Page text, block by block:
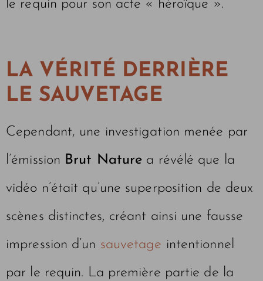
le requin pour son acte « héroïque ».
LA VÉRITÉ DERRIÈRE
LE SAUVETAGE
Cependant, une investigation menée par
l’émission Brut Nature a révélé que la
vidéo n’était qu’une superposition de deux
scènes distinctes, créant ainsi une fausse
impression d’un sauvetage intentionnel
par le requin. La première partie de la